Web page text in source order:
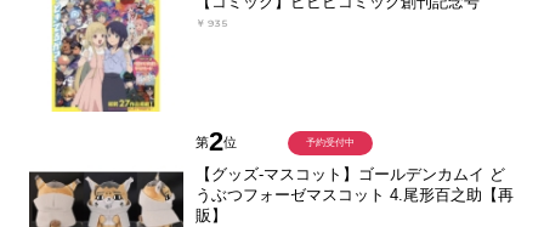
￥935
第2位
【グッズ-マスコット】ゴールデンカムイ ど
うぶつフォーゼマスコット 4.尾形百之助【再
販】
予約受付中